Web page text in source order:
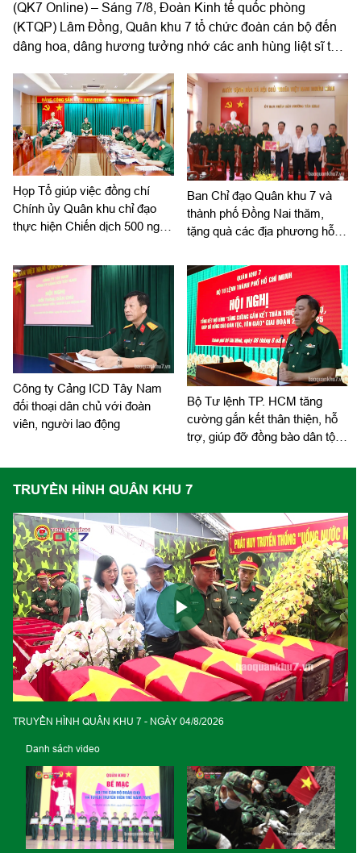
(QK7 Online) – Sáng 7/8, Đoàn Kinh tế quốc phòng
(KTQP) Lâm Đồng, Quân khu 7 tổ chức đoàn cán bộ đến
dâng hoa, dâng hương tưởng nhớ các anh hùng liệt sĩ tại
Minh Đức, thành phố Đồng Nai do Thượng tá Đinh Nho
Hùng, Đoàn trưởng Đoàn KTQP Lâm Đồng làm trưởng
đoàn.
Họp Tổ giúp việc đồng chí
Chính ủy Quân khu chỉ đạo
thực hiện Chiến dịch 500 ngày
Ban Chỉ đạo Quân khu 7 và
thành phố Đồng Nai thăm,
tặng quà các địa phương hỗ
liệt sĩ
Công ty Cảng ICD Tây Nam
đối thoại dân chủ với đoàn
viên, người lao động
Bộ Tư lệnh TP. HCM tăng
cường gắn kết thân thiện, hỗ
trợ, giúp đỡ đồng bào dân tộc,
TRUYỀN HÌNH QUÂN KHU 7
Play
Video
TRUYỀN HÌNH QUÂN KHU 7 - NGÀY 04/8/2026
Danh sách video